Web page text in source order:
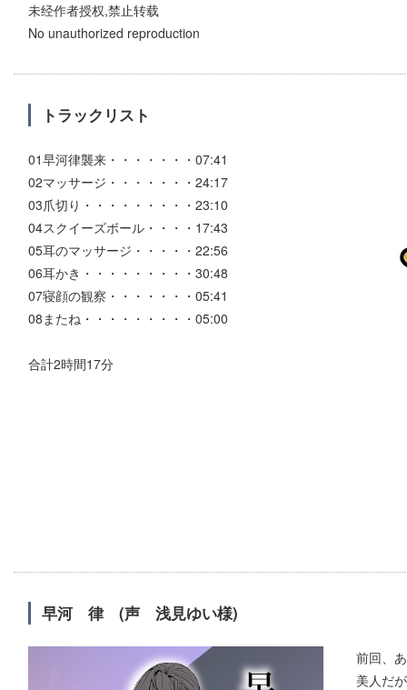
未经作者授权,禁止转载
No unauthorized reproduction
トラックリスト
01早河律襲来・・・・・・・07:41
02マッサージ・・・・・・・24:17
03爪切り・・・・・・・・・23:10
04スクイーズボール・・・・17:43
05耳のマッサージ・・・・・22:56
06耳かき・・・・・・・・・30:48
07寝顔の観察・・・・・・・05:41
08またね・・・・・・・・・05:00
合計2時間17分
早河 律 (声 浅見ゆい様)
前回、
美人だ